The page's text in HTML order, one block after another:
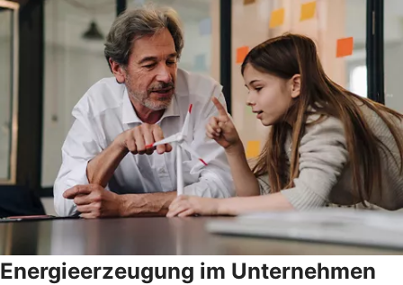
Energieerzeugung im Unternehmen